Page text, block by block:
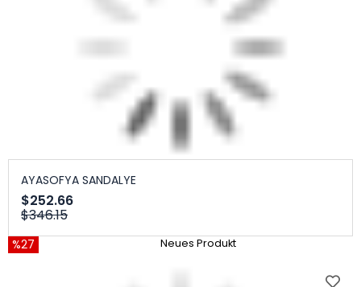
AYASOFYA SANDALYE
$252.66
$346.15
%27 Neues Produkt